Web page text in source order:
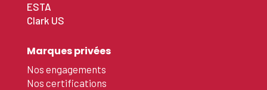
ESTA
Clark US
Marques privées
Nos engagements
Nos certifications